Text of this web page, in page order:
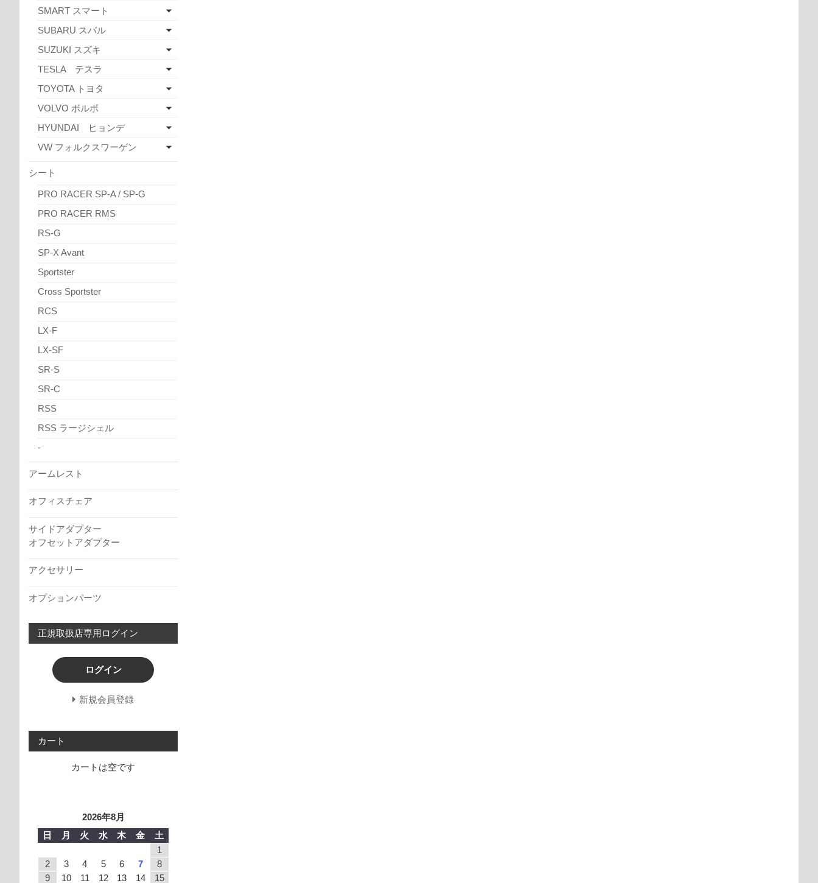
SMART スマート
SUBARU スバル
SUZUKI スズキ
TESLA テスラ
TOYOTA トヨタ
VOLVO ボルボ
HYUNDAI ヒョンデ
VW フォルクスワーゲン
シート
PRO RACER SP-A / SP-G
PRO RACER RMS
RS-G
SP-X Avant
Sportster
Cross Sportster
RCS
LX-F
LX-SF
SR-S
SR-C
RSS
RSS ラージシェル
-
アームレスト
オフィスチェア
サイドアダプター
オフセットアダプター
アクセサリー
オプションパーツ
正規取扱店専用ログイン
ログイン
新規会員登録
カート
カートは空です
2026年8月
日
月 火 水 木 金
土
1
2
3 4 5 6 7
8
9
10 11 12 13 14 15